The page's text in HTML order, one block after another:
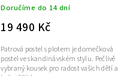
Doručíme do 14 dní
19 490 Kč
Patrová postel s plotem je domečková
postel ve skandinávském stylu. Pečlivě
vybraný kousek pro radost vašich dětí a